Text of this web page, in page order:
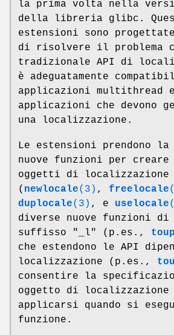
la prima volta nella
della libreria glibc.
estensioni sono
di risolvere il problema
tradizionale API di
è adeguatamente
applicazioni multithread
applicazioni che devono
una localizzazione.
Le estensioni prendono
nuove funzioni per creare
oggetti di localizzazione
( newlocale(3) , freelocale
duplocale(3) , e uselocale
diverse nuove funzioni
suffisso "_l" (p.es.,
che estendono le API
localizzazione (p.es.,
consentire la
oggetto di localizzazione
applicarsi quando si
funzione.